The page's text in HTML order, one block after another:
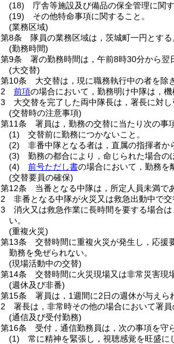
(18)
庁舎等施設及び備品の保全管理に関す
(19)
その他特命事項に関すること。
(業務区域)
第8条
隊員の業務区域は，茨城町一円とする
(勤務時間)
第9条
署の勤務時間は，午前8時30分から翌
(大交替)
第10条
大交替は，現に職務執行中の者を除
2
前項の場合において，勤務明け中隊は，
3
大交替を完了した両中隊長は，署長に対
(交替時の注意事項)
第11条
署員は，勤務の交替に当たり次の事
(1)
交替前に勤務につかないこと。
(2)
非番中隊となる者は，直属の指揮者か
(3)
勤務の都合により，命じられた場合の
(4)
前号ただし書の場合において，勤務を
(交替要員の確保)
第12条
当番となる中隊は，所定人員未満で
2
非番となる中隊が火災又は救急出動中で
3
消火又は救急作業に長時間を要する場合
い。
(重複火災)
第13条
交替時間に重複火災が発生し，応援
勤務を免ぜられない。
(現場活動中の交替)
第14条
交替時間に火災現場又は非常災害現
(週休及び非番)
第15条
署員は，1週間に2日の週休が与えら
2
署長は，非常時その他の場合において署
(通信及び受付勤務)
第16条
受付，通信勤務員は，次の事項を守
(1)
常に精神を緊張し，視聴感覚を旺盛に